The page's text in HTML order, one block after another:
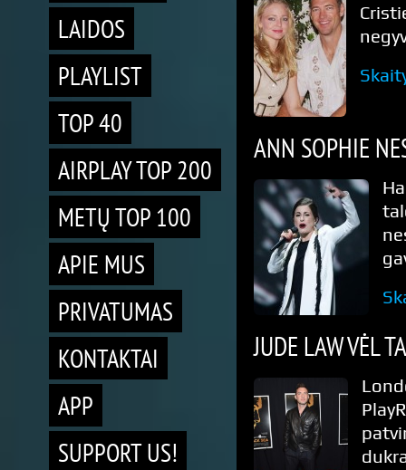
LAIDOS
PLAYLIST
TOP 40
AIRPLAY TOP 200
METŲ TOP 100
APIE MUS
PRIVATUMAS
KONTAKTAI
APP
SUPPORT US!
ANN SOPHIE
JUDE LAW VĖL